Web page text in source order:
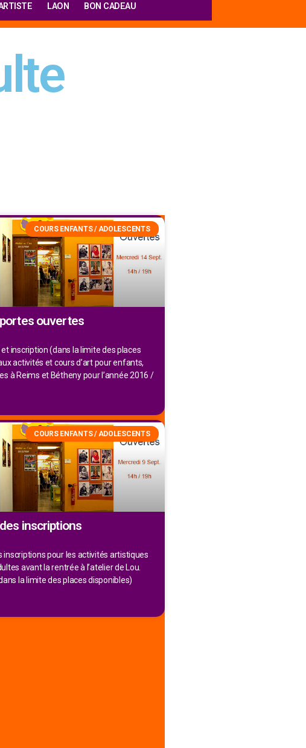
LAON BON CADEAU
COURS ENFANTS / ADOLESCENTS
ouvertes
inscription (dans la limite des places
activités et cours d’art pour enfants,
à Reims et Bétheny pour l’année 2016 /
COURS ENFANTS / ADOLESCENTS
inscriptions
inscriptions pour les activités artistiques
avant la rentrée à l’atelier de Lou.
la limite des places disponibles)